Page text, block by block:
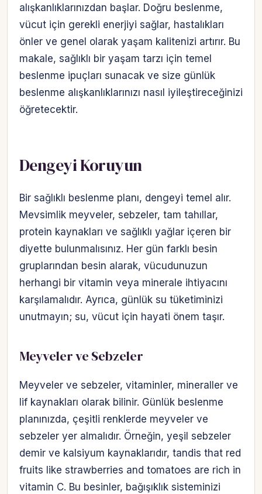
alışkanlıklarınızdan başlar. Doğru beslenme,
vücut için gerekli enerjiyi sağlar, hastalıkları
önler ve genel olarak yaşam kalitenizi artırır. Bu
makale, sağlıklı bir yaşam tarzı için temel
beslenme ipuçları sunacak ve size günlük
beslenme alışkanlıklarınızı nasıl iyileştireceğinizi
öğretecektir.
Dengeyi Koruyun
Bir sağlıklı beslenme planı, dengeyi temel alır.
Mevsimlik meyveler, sebzeler, tam tahıllar,
protein kaynakları ve sağlıklı yağlar içeren bir
diyette bulunmalısınız. Her gün farklı besin
gruplarından besin alarak, vücudunuzun
herhangi bir vitamin veya minerale ihtiyacını
karşılamalıdır. Ayrıca, günlük su tüketiminizi
unutmayın; su, vücut için hayati önem taşır.
Meyveler ve Sebzeler
Meyveler ve sebzeler, vitaminler, mineraller ve
lif kaynakları olarak bilinir. Günlük beslenme
planınızda, çeşitli renklerde meyveler ve
sebzeler yer almalıdır. Örneğin, yeşil sebzeler
demir ve kalsiyum kaynaklarıdır, tandis that red
fruits like strawberries and tomatoes are rich in
vitamin C. Bu besinler, bağışıklık sisteminizi